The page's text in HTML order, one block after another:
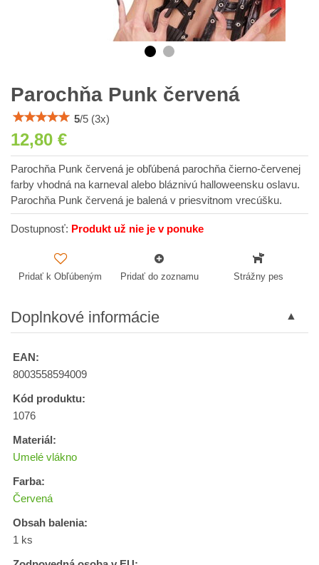
Parochňa Punk červená
5/5 (3x)
12,80 €
Parochňa Punk červená je obľúbená parochňa čierno-červenej
farby vhodná na karneval alebo bláznivú halloweensku oslavu.
Parochňa Punk červená je balená v priesvitnom vrecúšku.
Dostupnosť: Produkt už nie je v ponuke
Pridať k Obľúbeným Pridať do zoznamu Strážny pes
Doplnkové informácie
EAN:
8003558594009
Kód produktu:
1076
Materiál:
Umelé vlákno
Farba:
Červená
Obsah balenia:
1 ks